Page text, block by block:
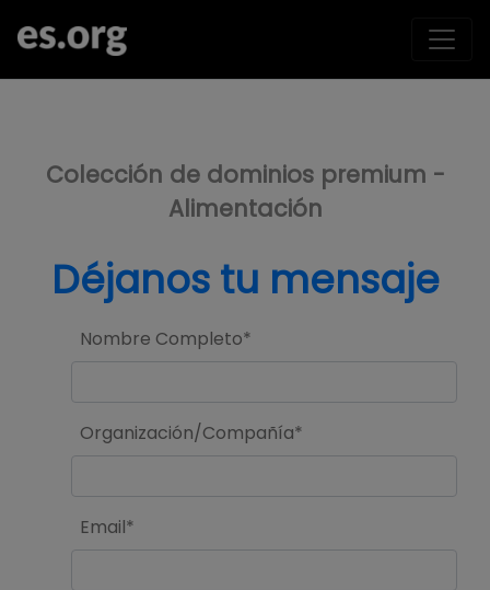
Colección de dominios premium -
Alimentación
Déjanos tu mensaje
Nombre Completo*
Organización/Compañía*
Email*